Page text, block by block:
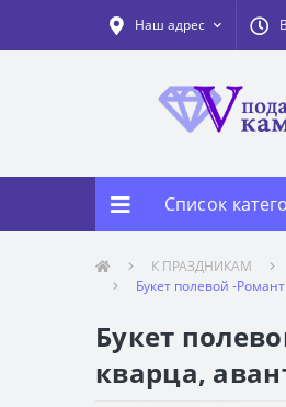
Наш адрес
Список
К ПРАЗДНИКАМ
Букет полевой -
Букет
кварца,